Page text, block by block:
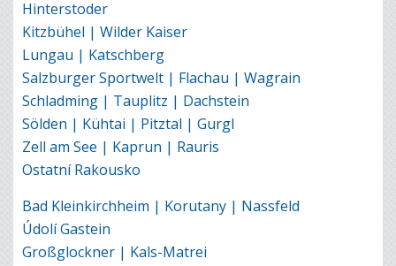
Hinterstoder
Kitzbühel | Wilder Kaiser
Lungau | Katschberg
Salzburger Sportwelt | Flachau | Wagrain
Schladming | Tauplitz | Dachstein
Sölden | Kühtai | Pitztal | Gurgl
Zell am See | Kaprun | Rauris
Ostatní Rakousko
Bad Kleinkirchheim | Korutany | Nassfeld
Údolí Gastein
Großglockner | Kals-Matrei